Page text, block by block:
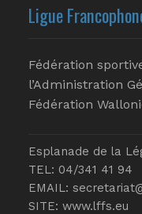
Ligue
Fédération
l’Administration
Fédération
Esplanade de la
TEL: 04/341 41 94
EMAIL:
SITE: www.lffs.eu